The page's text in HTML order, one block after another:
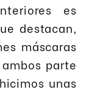
es
destacan,
máscaras
parte
unas